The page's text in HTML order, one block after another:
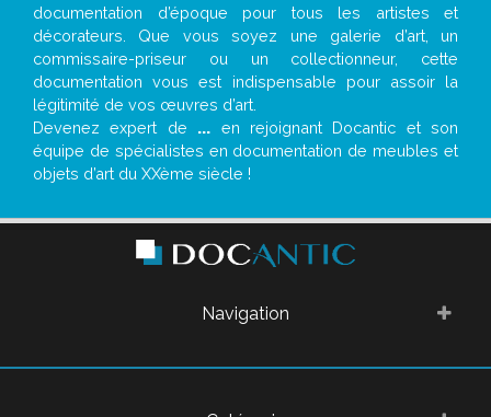
documentation d’époque pour tous les artistes et
décorateurs. Que vous soyez une galerie d’art, un
commissaire-priseur ou un collectionneur, cette
documentation vous est indispensable pour assoir la
légitimité de vos œuvres d’art.
Devenez expert de ... en rejoignant Docantic et son
équipe de spécialistes en documentation de meubles et
objets d’art du XXème siècle !
Navigation